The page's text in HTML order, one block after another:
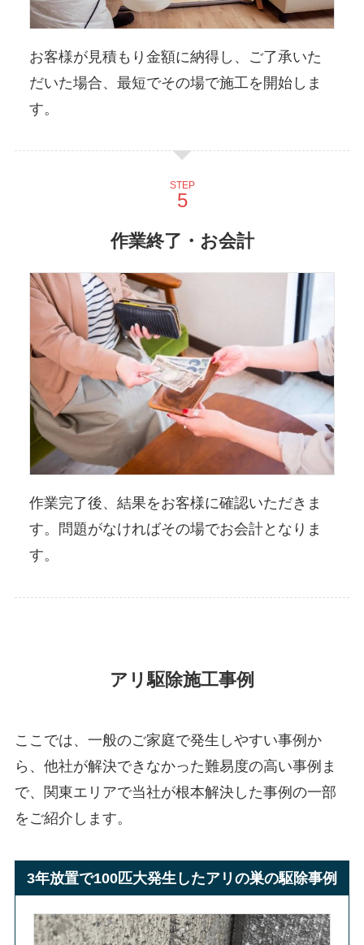
お客様が見積もり金額に納得し、ご了承いた
だいた場合、最短でその場で施工を開始しま
す。
STEP
作業終了・お会計
作業完了後、結果をお客様に確認いただきま
す。問題がなければその場でお会計となりま
す。
アリ駆除施工事例
ここでは、一般のご家庭で発生しやすい事例か
ら、他社が解決できなかった難易度の高い事例ま
で、関東エリアで当社が根本解決した事例の一部
をご紹介します。
3年放置で100匹大発生したアリの巣の駆除事例